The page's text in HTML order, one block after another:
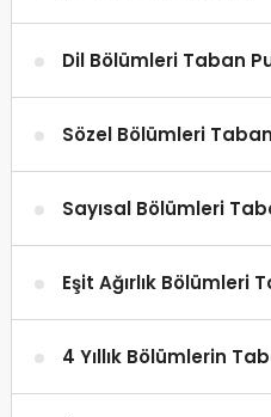
Dil Bölümleri Taban
Sözel Bölümleri
Sayısal Bölümleri
Eşit Ağırlık Bölümleri
4 Yıllık Bölümlerin